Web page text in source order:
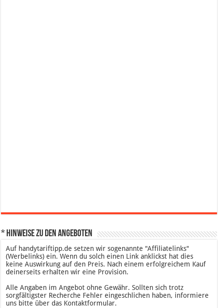
* Hinweise zu den Angeboten
Auf handytariftipp.de setzen wir sogenannte "Affiliatelinks"
(Werbelinks) ein. Wenn du solch einen Link anklickst hat dies
keine Auswirkung auf den Preis. Nach einem erfolgreichem Kauf
deinerseits erhalten wir eine Provision.
Alle Angaben im Angebot ohne Gewähr. Sollten sich trotz
sorgfältigster Recherche Fehler eingeschlichen haben, informiere
uns bitte über das Kontaktformular.